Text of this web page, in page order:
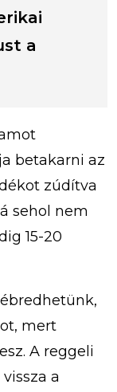
a
betakarni az
zúdítva
sehol nem
15-20
mert
A reggeli
a